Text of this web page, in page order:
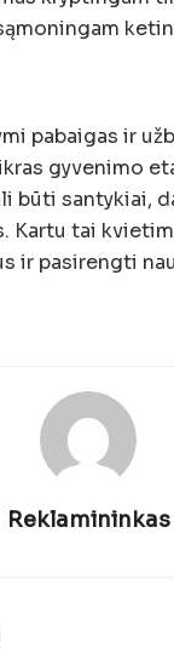
pabaigas ir
gyvenimo
būti santykiai,
Kartu tai
ir pasirengti
Reklamininkas